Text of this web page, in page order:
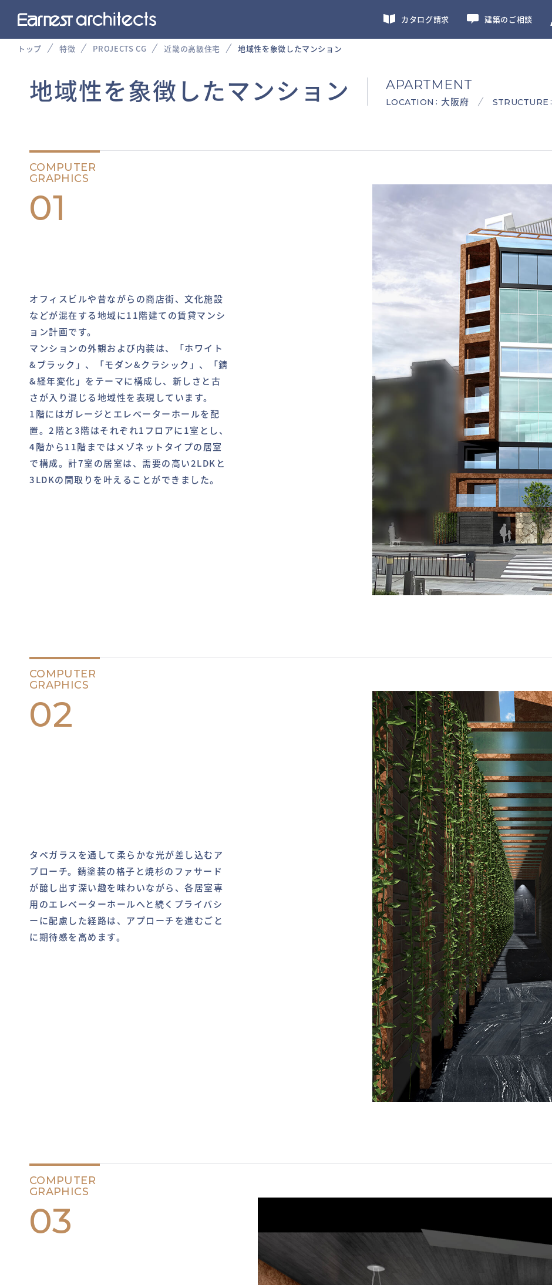
カタログ請求 建築のご相談
トップ 特徴 PROJECTS CG 近畿の高級住宅 地域性を象徴したマンション
地域性を象徴したマンション APARTMENT
LOCATION : 大阪府 STRUCTURE :
COMPUTER
GRAPHICS
01
オフィスビルや昔ながらの商店街、文化施設
などが混在する地域に11階建ての賃貸マンシ
ョン計画です。
マンションの外観および内装は、「ホワイト
&ブラック」、「モダン&クラシック」、「錆
&経年変化」をテーマに構成し、新しさと古
さが入り混じる地域性を表現しています。
1階にはガレージとエレベーターホールを配
置。2階と3階はそれぞれ1フロアに1室とし、
4階から11階まではメゾネットタイプの居室
で構成。計7室の居室は、需要の高い2LDKと
3LDKの間取りを叶えることができました。
COMPUTER
GRAPHICS
02
タペガラスを通して柔らかな光が差し込むア
プローチ。錆塗装の格子と焼杉のファサード
が醸し出す深い趣を味わいながら、各居室専
用のエレベーターホールへと続くプライバシ
ーに配慮した経路は、アプローチを進むごと
に期待感を高めます。
COMPUTER
GRAPHICS
03